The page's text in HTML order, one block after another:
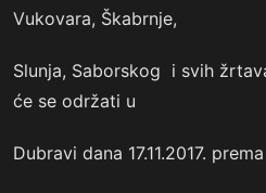
Vukovara, Škabrnje,
Slunja, Saborskog i svih
će se održati u
Dubravi dana 17.11.2017.